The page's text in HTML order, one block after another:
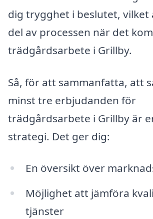
dig trygghet i beslutet, vilket
del av processen när det
trädgårdsarbete i Grillby.
Så, för att sammanfatta, att
minst tre erbjudanden för
trädgårdsarbete i Grillby är
strategi. Det ger dig:
En översikt över
Möjlighet att jämföra
tjänster